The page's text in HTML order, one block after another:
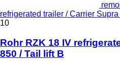
refrigerated trailer / Carrier
10
Rohr RZK 18 IV
850 / Tail lift B